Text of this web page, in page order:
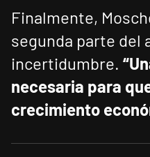
Finalmente,
segunda parte del
incertidumbre.
necesaria para
crecimiento